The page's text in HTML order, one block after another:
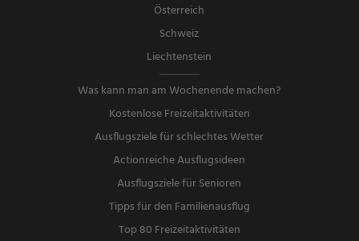
Österreich
Schweiz
Liechtenstein
Was kann man am Wochenende machen?
Kostenlose Freizeitaktivitäten
Ausflugsziele für schlechtes Wetter
Actionreiche Ausflugsideen
Ausflugsziele für Senioren
Tipps für den Familienausflug
Top 80 Freizeitaktivitäten